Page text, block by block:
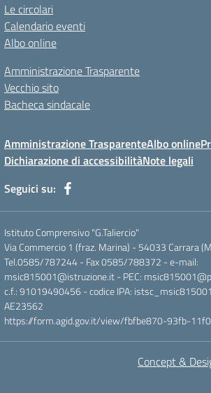
Le circolari
Calendario eventi
Albo online
Amministrazione Trasparente
Vecchio sito
Bacheca sindacale
Amministrazione TrasparenteAlbo online
Dichiarazione di accessibilitàNote legali
Seguici su:
Istituto Comprensivo "G.Taliercio"
Via Commercio 1 (fraz. Marina) - 54033 Carrara
Tel.0585/787244 - Fax 0585/788372 - e-mail:
msic815001@istruzione.it - PEC:
c.f.: 91019490456 - codice IPA:
AE23562
https://form.agid.gov.it/view/fbfbe870-93fb-
Concept &